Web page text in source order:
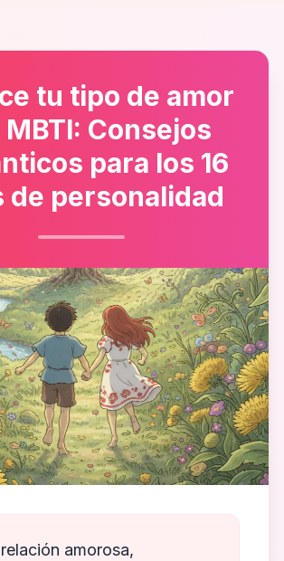
tu tipo de amor
Consejos
para los 16
de personalidad
amorosa,